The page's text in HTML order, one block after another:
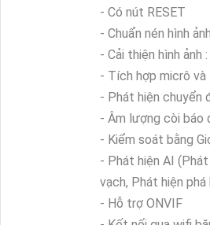
- Có nút RESET
- Chuẩn nén hình
- Cải thiện hình ảnh
- Tích hợp micrô
- Phát hiện chuyển
- Âm lượng còi báo
- Kiểm soát bằng
- Phát hiện AI
vạch, Phát hiện phá
- Hỗ trợ ONVIF